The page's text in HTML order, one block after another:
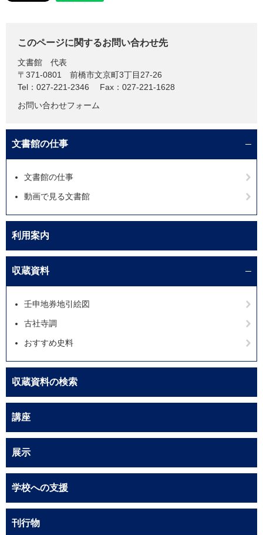
このページに関するお問い合わせ先
文書館
代表
〒371-0801
前橋市文京町3丁目27-26
Tel：027-221-2346
Fax：027-221-1628
お問い合わせフォーム
文書館の仕事
文書館の仕事
動画で見る文書館
利用案内
収蔵資料
壬申地券地引絵図
古社寺調
おすすめ史料
収蔵資料の検索
講座
展示
学校への支援
刊行物